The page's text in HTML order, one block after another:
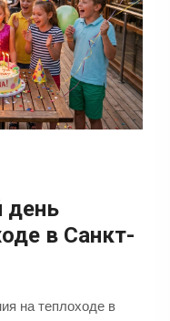
день
в Санкт-
на теплоходе в